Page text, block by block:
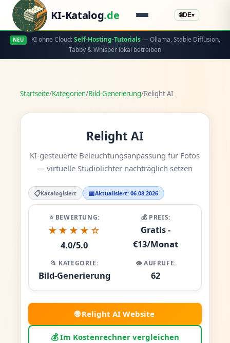
KI-Katalog.de 🌐DE▾
NEU KI ohne Cloud:Self-Hosting-Tutorials— Ollama, Stable Diffusion,
Tabby & Whisper lokal betreiben
Startseite/Kategorien/Bild-Generierung/Relight AI
Relight AI
KI-gesteuerte Beleuchtungsanpassung für Fotos
— virtuelle Studiolichter nachträglich setzen
📋Katalogisiert 📅Aktualisiert: 06.08.2026
⭐ BEWERTUNG:
★★★★☆
4.0/5.0
💰 PREIS:
Gratis -
€13/Monat
📂 KATEGORIE:
Bild-Generierung
👁️ AUFRUFE:
62
🌐 Relight AI Website
💰 Im Kostenrechner vergleichen